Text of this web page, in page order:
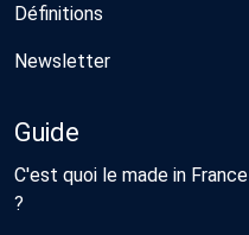
Définitions
Newsletter
Guide
C'est quoi le made in France
?